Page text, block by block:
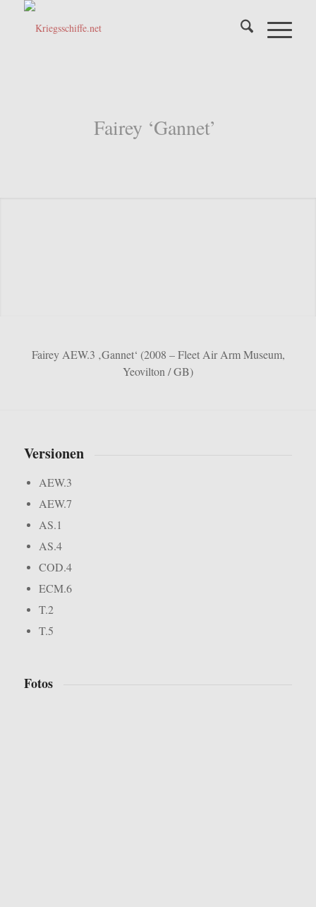
Fairey ‘Gannet’
Fairey AEW.3 ‚Gannet‘ (2008 – Fleet Air Arm Museum,
Yeovilton / GB)
Versionen
AEW.3
AEW.7
AS.1
AS.4
COD.4
ECM.6
T.2
T.5
Fotos